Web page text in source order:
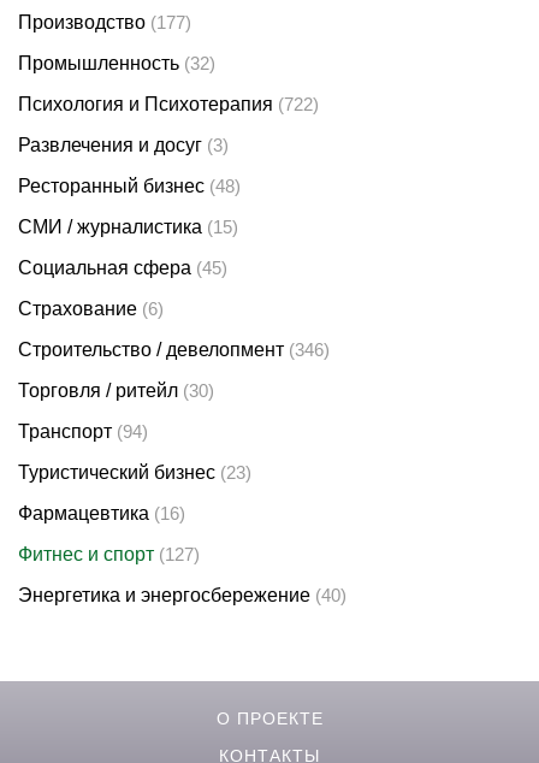
Производство (177)
Промышленность (32)
Психология и Психотерапия (722)
Развлечения и досуг (3)
Ресторанный бизнес (48)
СМИ / журналистика (15)
Социальная сфера (45)
Страхование (6)
Строительство / девелопмент (346)
Торговля / ритейл (30)
Транспорт (94)
Туристический бизнес (23)
Фармацевтика (16)
Фитнес и спорт (127)
Энергетика и энергосбережение (40)
О ПРОЕКТЕ
КОНТАКТЫ